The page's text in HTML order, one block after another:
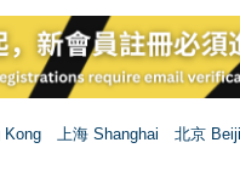
Kong 上海 Shanghai
北京